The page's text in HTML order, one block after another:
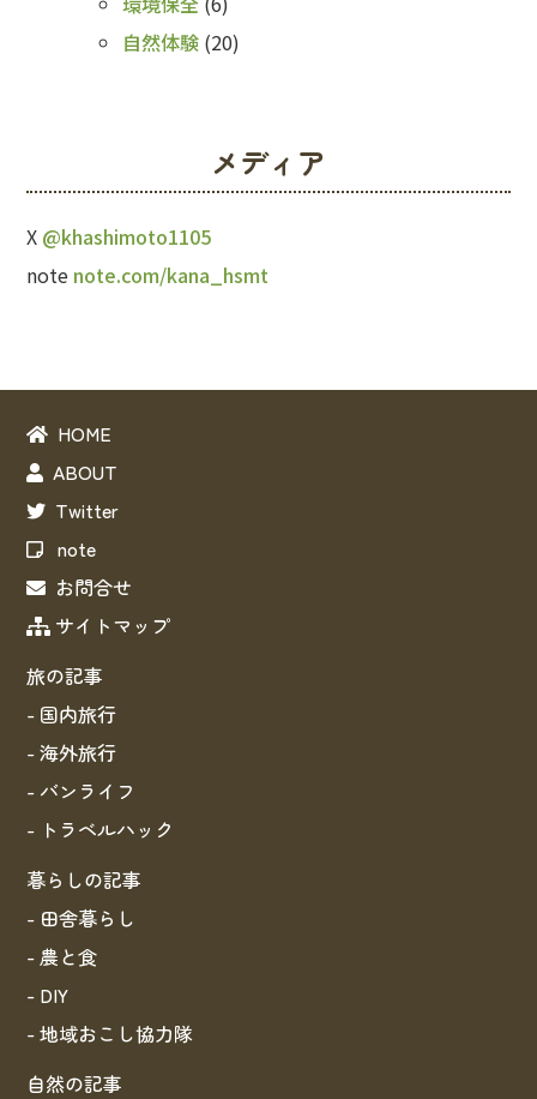
自然体験 (20)
メディア
X @khashimoto1105
note note.com/kana_hsmt
HOME
ABOUT
Twitter
note
お問合せ
サイトマップ
旅の記事
- 国内旅行
- 海外旅行
- バンライフ
- トラベルハック
暮らしの記事
- 田舎暮らし
- 農と食
- DIY
- 地域おこし協力隊
自然の記事